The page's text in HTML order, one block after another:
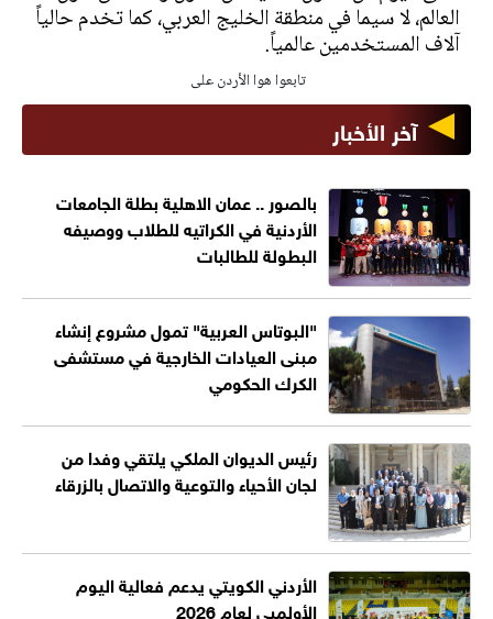
العالم، لا سيما في منطقة الخليج العربي، كما تخدم حالياً
آلاف المستخدمين عالمياً.
تابعوا هوا الأردن على
آخر الأخبار
بالصور .. عمان الاهلية بطلة الجامعات
الأردنية في الكراتيه للطلاب ووصيفه
البطولة للطالبات
"البوتاس العربية" تمول مشروع إنشاء
مبنى العيادات الخارجية في مستشفى
الكرك الحكومي
رئيس الديوان الملكي يلتقي وفدا من
لجان الأحياء والتوعية والاتصال بالزرقاء
الأردني الكويتي يدعم فعالية اليوم
الأولمبي لعام 2026